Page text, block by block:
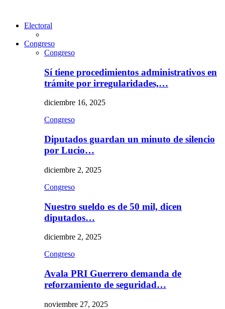
Electoral
Congreso
Congreso
Sí tiene procedimientos administrativos en
trámite por irregularidades,…
diciembre 16, 2025
Congreso
Diputados guardan un minuto de silencio
por Lucio…
diciembre 2, 2025
Congreso
Nuestro sueldo es de 50 mil, dicen
diputados…
diciembre 2, 2025
Congreso
Avala PRI Guerrero demanda de
reforzamiento de seguridad…
noviembre 27, 2025